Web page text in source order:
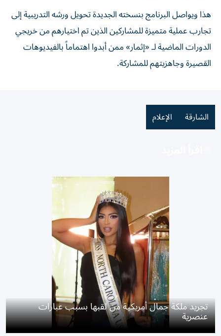
هذا ويواصل البرنامج بنسخته الجديدة تحويل ورشه التدريبية إلى
تجارب عملية متميزة للمشاركين الذين تم اختيارهم من خريجي
الدورات الماضية لـ «إثمار» ممن أبدوا اهتماماً بالفيديوهات
القصيرة وجاهزيتهم للمشاركة.
الشارقة الإعلام
تجريد ملكة جمال أمريكية من لقبها بسبب عبارات
عنصرية